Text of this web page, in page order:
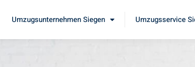
Umzugsunternehmen Siegen Umzugsservice